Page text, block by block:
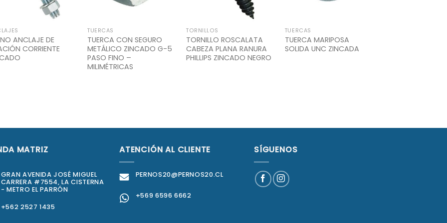
ANCLAJE DE
CORRIENTE
TUERCAS
TUERCA CON SEGURO
METÁLICO ZINCADO G-5
PASO FINO –
MILIMÉTRICAS
TORNILLOS
TORNILLO ROSCALATA
CABEZA PLANA RANURA
PHILLIPS ZINCADO NEGRO
TUERCAS
TUERCA MARIPOSA
SOLIDA UNC ZINCADA
MATRIZ
GRAN AVENIDA JOSÉ MIGUEL
CARRERA #7554, LA CISTERNA
- METRO EL PARRÓN
+562 2527 1435
ATENCIÓN AL CLIENTE
PERNOS20@PERNOS20.CL
+569 6596 6662
SÍGUENOS